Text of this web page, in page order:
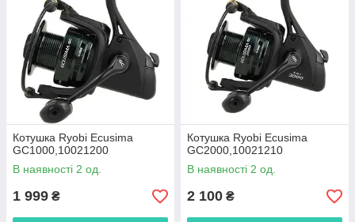
Котушка Ryobi Ecusima
GC1000,10021200
В наявності 2 од.
1 999 ₴
Котушка Ryobi Ecusima
GC2000,10021210
В наявності 2 од.
2 100 ₴